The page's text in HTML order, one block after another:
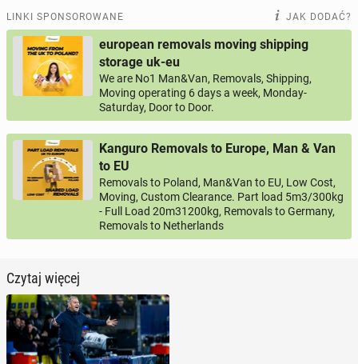
LINKI SPONSOROWANE JAK DODAĆ?
european removals moving shipping
storage uk-eu
We are No1 Man&Van, Removals, Shipping,
Moving operating 6 days a week, Monday-
Saturday, Door to Door.
Kanguro Removals to Europe, Man & Van
to EU
Removals to Poland, Man&Van to EU, Low Cost,
Moving, Custom Clearance. Part load 5m3/300kg
- Full Load 20m31200kg, Removals to Germany,
Removals to Netherlands
Czytaj więcej